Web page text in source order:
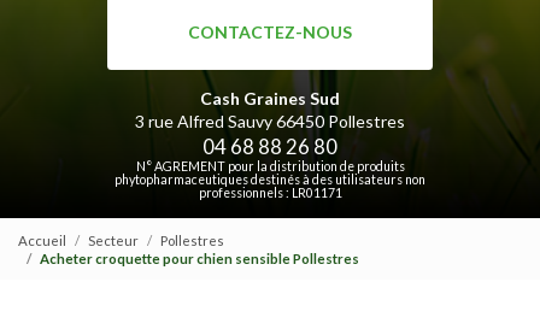
CONTACTEZ-NOUS
Cash Graines Sud
3 rue Alfred Sauvy66450 Pollestres
04 68 88 26 80
N° AGREMENT pour la distribution de produits
phytopharmaceutiques destinés à des utilisateurs non
professionnels : LR01171
Accueil Secteur
Pollestres
Acheter croquette pour chien sensible Pollestres